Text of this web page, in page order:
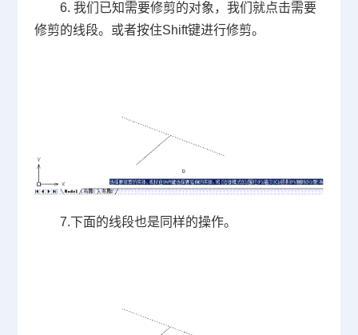
6. 我们已知需要修剪的对象，我们就点击需要
修剪的线段。或者按住Shift键进行修剪。
7.下面的线段也是同样的操作。